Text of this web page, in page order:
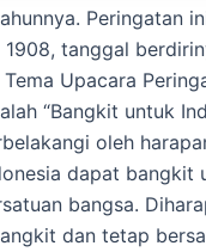
Peringatan
tanggal
Upacara
“Bangkit untuk
oleh
dapat bangkit
bangsa.
dan tetap